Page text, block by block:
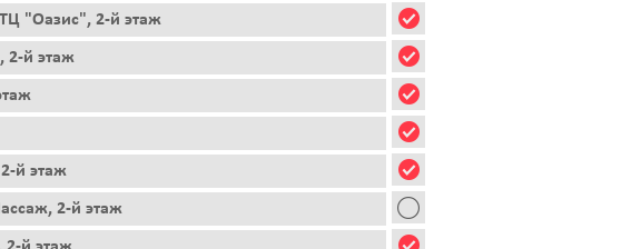
"Оазис", 2-й этаж
2-й этаж
й этаж
2-й этаж